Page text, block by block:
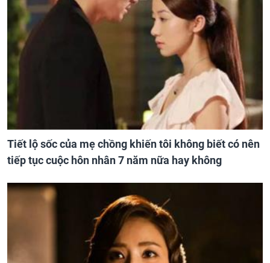
Tiết lộ sốc của mẹ chồng khiến tôi không biết có nên
tiếp tục cuộc hôn nhân 7 năm nữa hay không